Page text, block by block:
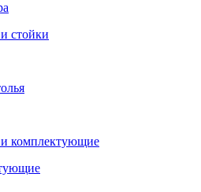
стойки
комплектующие